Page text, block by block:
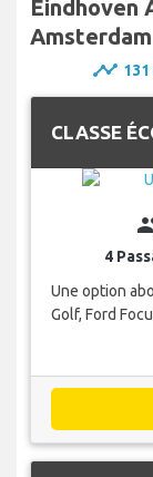
Amsterdam
timeline 131
CLASSE
4
Une option
Golf, Ford